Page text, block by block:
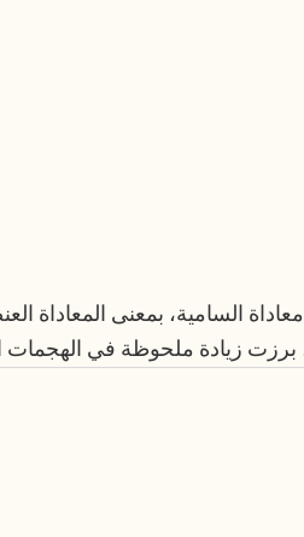
السامية، بمعنى المعاداة
برزت زيادة ملحوظة في